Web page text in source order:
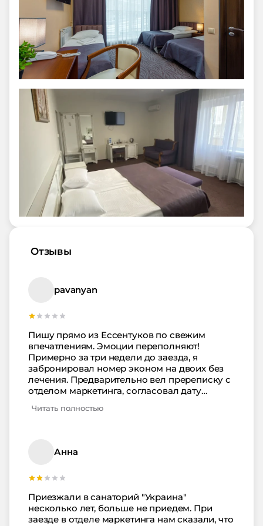
Отзывы
pavanyan
Пишу прямо из Ессентуков по свежим
впечатлениям. Эмоции переполняют!
Примерно за три недели до заезда, я
забронировал номер эконом на двоих без
лечения. Предварительно вел пререписку с
отделом маркетинга, согласовал дату
Цена за номер составила 3800 руб/сутки с
обшарпанность здания, неухоженность
территории и обветшалось мебели и
худшее было впереди. Для оформления
столами сидели две девушки,на вид
недавние выпускники школы. Одна из них
Читать полностью
Анна
Приезжали в санаторий "Украина"
несколько лет, больше не приедем. При
заезде в отделе маркетинга нам сказали, что